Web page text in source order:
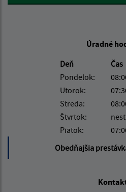
Úradné
Deň
Čas
Pondelok:
Utorok:
Streda:
Štvrtok:
Piatok:
Obedňajšia